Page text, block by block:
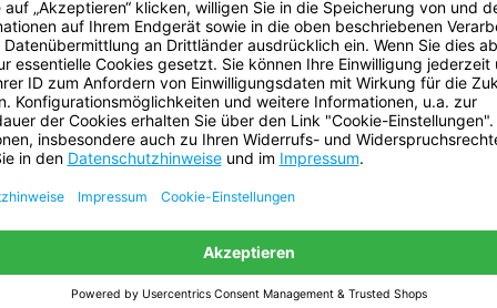
Alu Klebeband kann zum
falls Sie etwas kennzeichnen
sind in verschiedenen Farben
Helfer im Außenbereich ist
Fahrradgriffe reparieren
Klebeleistung.
Mit einem Gewebeband
Sie sie nicht ersetzen und
Händen zu reparieren!